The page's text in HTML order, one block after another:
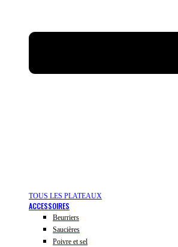
TOUS LES PLATEAUX
ACCESSOIRES
Beurriers
Saucières
Poivre et sel